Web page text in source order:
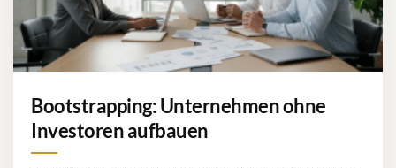
Bootstrapping: Unternehmen ohne
Investoren aufbauen